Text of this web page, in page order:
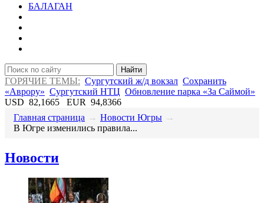
БАЛАГАН
Найти
ГОРЯЧИЕ ТЕМЫ: Сургутский ж/д вокзал Сохранить
«Аврору» Сургутский НТЦ Обновление парка «За Саймой»
USD 82,1665 EUR 94,8366
Главная страница → Новости Югры →
​В Югре изменились правила...
Новости